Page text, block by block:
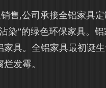
售,公司承接全铝家具定
染”的绿色环保家具。
具。全铝家具最初诞
发霉。